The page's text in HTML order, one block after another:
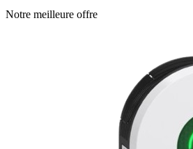
Notre meilleure offre